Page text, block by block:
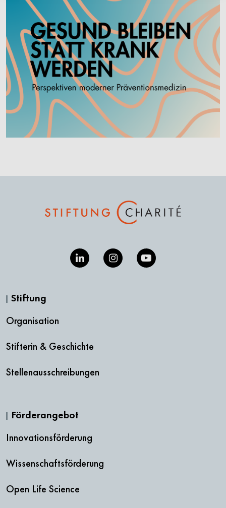
Stiftung
Organisation
Stifterin & Geschichte
Stellenausschreibungen
Förderangebot
Innovationsförderung
Wissenschaftsförderung
Open Life Science